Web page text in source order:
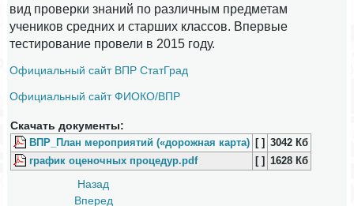
вид проверки знаний по различным предметам
учеников средних и старших классов. Впервые
тестирование провели в 2015 году.
Официальный сайт ВПР СтатГрад
Официальный сайт ФИОКО/ВПР
Скачать документы:
ВПР_План мероприятий («дорожная карта) [ ]
3042 Кб
график оценочных процедур.pdf
[ ] 1628 Кб
Назад
Вперед